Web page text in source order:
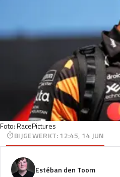
Foto: RacePictures
BIJGEWERKT:12:45, 14 JUN
Estéban den Toom